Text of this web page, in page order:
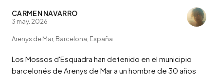
CARMEN NAVARRO
3 may. 2026
Arenys de Mar, Barcelona, España
Los Mossos d'Esquadra han detenido en el municipio
barcelonés de Arenys de Mar a un hombre de 30 años